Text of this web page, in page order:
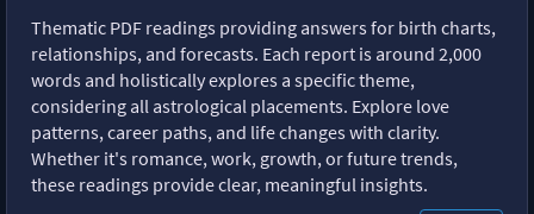
Thematic PDF readings providing answers for birth charts,
relationships, and forecasts. Each report is around 2,000
words and holistically explores a specific theme,
considering all astrological placements. Explore love
patterns, career paths, and life changes with clarity.
Whether it's romance, work, growth, or future trends,
these readings provide clear, meaningful insights.